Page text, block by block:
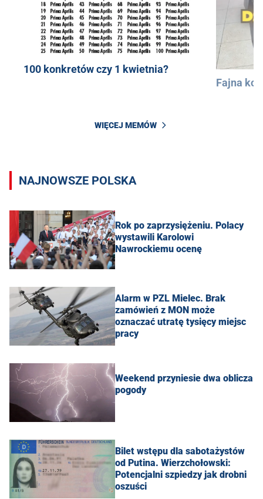
100 konkretów czy 1 kwietnia?
Fajna
WIĘCEJ MEMÓW
NAJNOWSZE POLSKA
Rok po zaprzysiężeniu. Polacy
wystawili Karolowi
Nawrockiemu ocenę
Alarm w PZL Mielec. Brak
zamówień z MON może
oznaczać utratę tysięcy miejsc
pracy
Weekend przyniesie dwa oblicza
pogody
Bilet wstępu dla sabotażystów
od Putina. Wierzchołowski:
Potencjalni szpiedzy jak drobni
oszuści